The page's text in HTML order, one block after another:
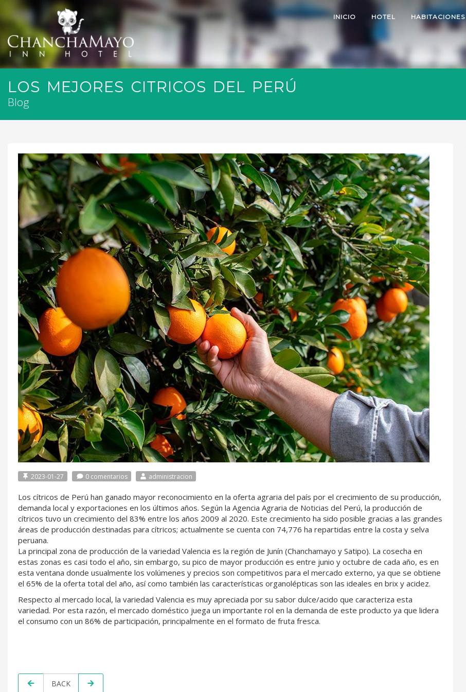
INICIO HOTEL HABITACIONES
LOS MEJORES CITRICOS DEL PERÚ
Blog
2023-01-27 0 comentarios administracion
Los cítricos de Perú han ganado mayor reconocimiento en la oferta agraria del país por el crecimiento de su producción,
demanda local y exportaciones en los últimos años. Según la Agencia Agraria de Noticias del Perú, la producción de
cítricos tuvo un crecimiento del 83% entre los años 2009 al 2020. Este crecimiento ha sido posible gracias a las grandes
áreas de producción destinadas para cítricos; actualmente se cuenta con 74,776 ha repartidas entre la costa y selva
peruana.
La principal zona de producción de la variedad Valencia es la región de Junín (Chanchamayo y Satipo). La cosecha en
estas zonas es casi todo el año, sin embargo, su pico de mayor producción es entre junio y octubre de cada año, es en
esta ventana donde usualmente los volúmenes y precios son competitivos para el mercado externo, ya que se obtiene
el 65% de la oferta total del año, así como también las características organolépticas son las ideales en brix y acidez.
Respecto al mercado local, la variedad Valencia es muy apreciada por su sabor dulce/acido que caracteriza esta
variedad. Por esta razón, el mercado doméstico juega un importante rol en la demanda de este producto ya que lidera
el consumo con un 86% de participación, principalmente en el formato de fruta fresca.
BACK